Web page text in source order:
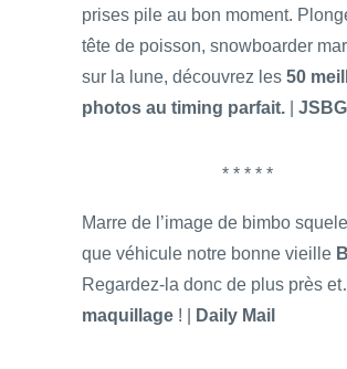
prises pile au bon moment.
tête de poisson, snowboarder
sur la lune, découvrez les 50
photos au timing parfait.
JSBG
* * * * *
Marre de l’image de bimbo
que véhicule notre bonne vieille
Regardez-la donc de plus près
maquillage ! | Daily Mail